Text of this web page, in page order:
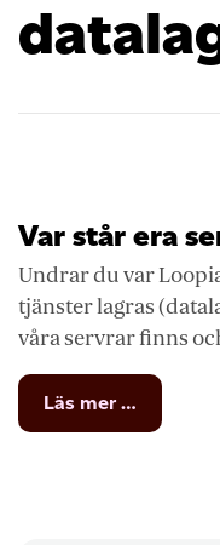
Var står era
Undrar du var
tjänster lagras
våra servrar finns
Läs mer …
Var